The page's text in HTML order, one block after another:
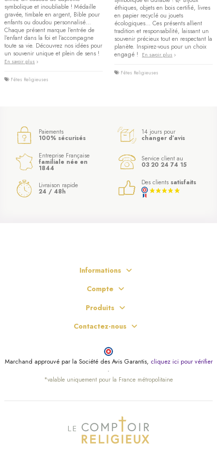
symbolique et inoubliable ! Médaille
gravée, timbale en argent, Bible pour
enfants ou doudou personnalisé…
Chaque présent marque l’entrée de
l’enfant dans la foi et l’accompagne
toute sa vie. Découvrez nos idées pour
un souvenir unique et plein de sens !
En savoir plus
Fêtes Religieuses
éthiques, objets en bois certifié, livres
en papier recyclé ou jouets
écologiques… Ces présents allient
tradition et responsabilité, laissant un
souvenir précieux tout en respectant la
planète. Inspirez-vous pour un choix
engagé !
En savoir plus
Fêtes Religieuses
Paiements
100% sécurisés
14 jours pour
changer d’avis
Entreprise Française
familiale née en
1844
Service client au
03 20 24 74 15
Livraison rapide
24 / 48h
Des clients satisfaits
Informations
Compte
Produits
Contactez-nous
Marchand approuvé par la Société des Avis Garantis, cliquez ici pour vérifier
.
*valable uniquement pour la France métropolitaine